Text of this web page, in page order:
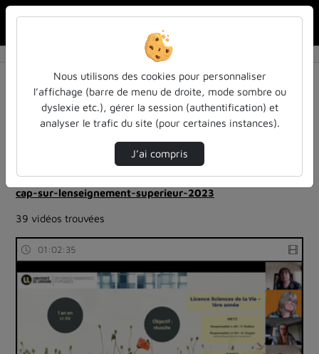
Résultats de la recherche
Filtres actifs (cliquer pour en retirer) :
colloques-et-conferences
cap-sur-lenseignement-superieur-2023
cap-sur-lenseignement-superieur-2023
cap-sur-lenseignement-superieur-2023
cap-sur-lenseignement-superieur-2023
39 vidéos trouvées
01:02:35
Nous utilisons des cookies pour personnaliser
l’affichage (barre de menu de droite, mode sombre ou
dyslexie etc.), gérer la session (authentification) et
analyser le trafic du site (pour certaines instances).
J’ai compris